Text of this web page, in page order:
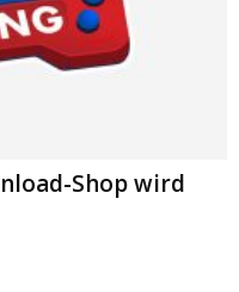
Shop wird